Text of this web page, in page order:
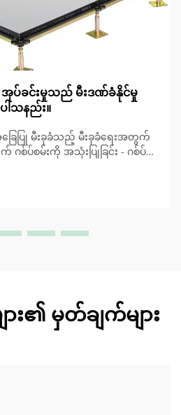
ခင်းမှုသည် မီးဒဏ်ခံနိုင်မှု
သနည်း။
ပြု မီးခုခံသည့် မီးခုခံရေးအတွက်
ဂစ်ပ်စမ်းကို အသုံးပြုခြင်း - ဂစ်ပ်
ရေးအတွက် ဂစ်ပ်စမ်းပါသည့် မီး
ပ်စမ်းပါသည့် မီးခုခံသည့် မီးခုခံ
မ်းပါသည့် မီးခုခံသည့် မီးခုခံရေး
း၏ မှတ်ချက်များ